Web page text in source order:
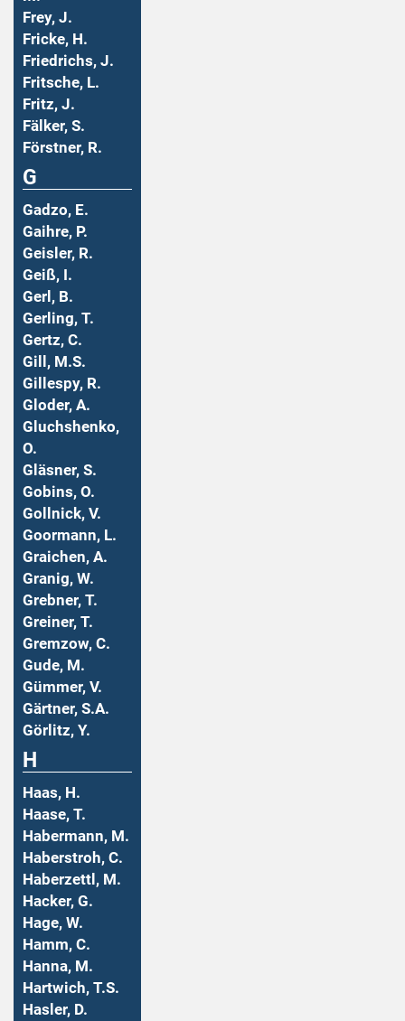
Frey, J.
Fricke, H.
Friedrichs, J.
Fritsche, L.
Fritz, J.
Fälker, S.
Förstner, R.
G
Gadzo, E.
Gaihre, P.
Geisler, R.
Geiß, I.
Gerl, B.
Gerling, T.
Gertz, C.
Gill, M.S.
Gillespy, R.
Gloder, A.
Gluchshenko,
O.
Gläsner, S.
Gobins, O.
Gollnick, V.
Goormann, L.
Graichen, A.
Granig, W.
Grebner, T.
Greiner, T.
Gremzow, C.
Gude, M.
Gümmer, V.
Gärtner, S.A.
Görlitz, Y.
H
Haas, H.
Haase, T.
Habermann, M.
Haberstroh, C.
Haberzettl, M.
Hacker, G.
Hage, W.
Hamm, C.
Hanna, M.
Hartwich, T.S.
Hasler, D.